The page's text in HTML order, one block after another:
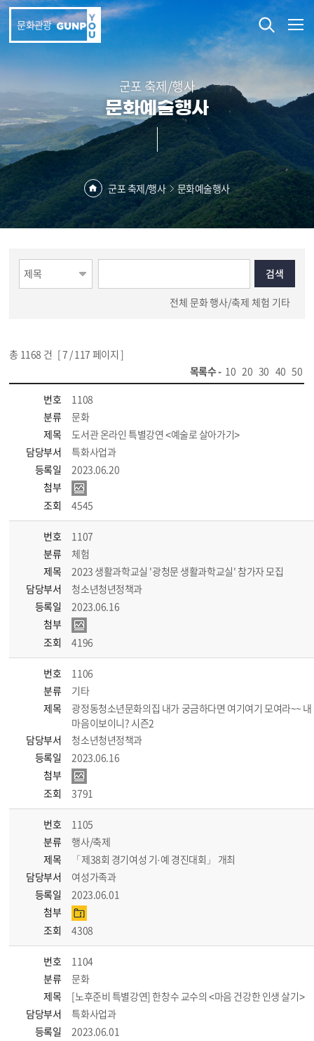
본문 바로가기
문화관광
군포 축제/행사
문화예술행사
군포 축제/행사 문화예술행사
전체 문화행사/축제 체험 기타
총 1168 건 [7 / 117 페이지 ]
목록수 - 10 20 30 40 50
번호
1108
분류
문화
제목
도서관 온라인 특별강연 <예술로 살아가기>
담당부서
특화사업과
등록일
2023.06.20
첨부
조회
4545
번호
1107
분류
체험
제목
2023 생활과학교실 '광청문 생활과학교실' 참가자 모집
담당부서
청소년청년정책과
등록일
2023.06.16
첨부
조회
4196
번호
1106
분류
기타
제목
광정동청소년문화의집 내가 궁금하다면 여기여기 모여라~~ 내
마음이보이니? 시즌2
담당부서
청소년청년정책과
등록일
2023.06.16
첨부
조회
3791
번호
1105
분류
행사/축제
제목
「제38회 경기여성 기·예 경진대회」 개최
담당부서
여성가족과
등록일
2023.06.01
첨부
조회
4308
번호
1104
분류
문화
제목
[노후준비 특별강연] 한창수 교수의 <마음 건강한 인생 살기>
담당부서
특화사업과
등록일
2023.06.01